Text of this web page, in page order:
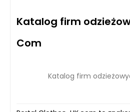
Katalog firm
Com
Katalog firm